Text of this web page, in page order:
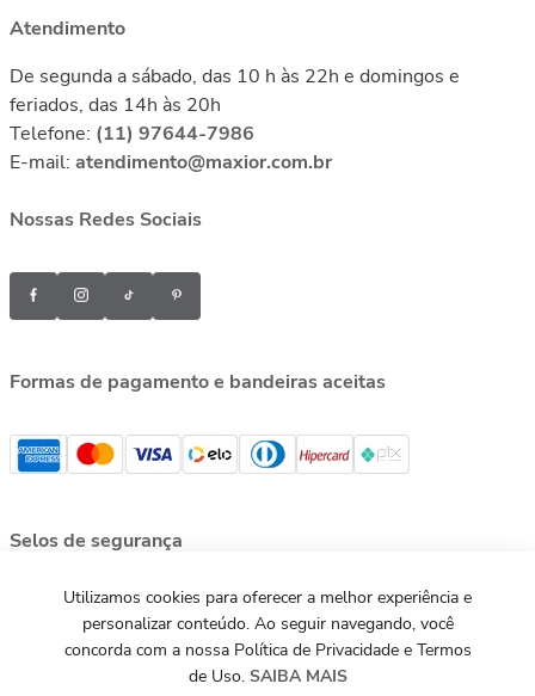
Atendimento
De segunda a sábado, das 10 h às 22h e domingos e
feriados, das 14h às 20h
Telefone: (11) 97644-7986
E-mail: atendimento@maxior.com.br
Nossas Redes Sociais
Formas de pagamento e bandeiras aceitas
Selos de segurança
Utilizamos cookies para oferecer a melhor experiência e
personalizar conteúdo. Ao seguir navegando, você
concorda com a nossa Política de Privacidade e Termos
de Uso. SAIBA MAIS